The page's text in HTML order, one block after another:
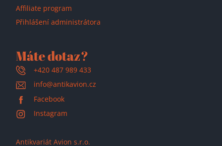
Affiliate program
Přihlášení administrátora
Máte dotaz?
+420 487 989 433
info@antikavion.cz
Facebook
Instagram
Antikvariát Avion s.r.o.